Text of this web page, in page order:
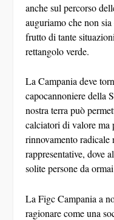
anche sul percorso
auguriamo che non
frutto di tante
rettangolo verde.
La Campania deve
capocannoniere della
nostra terra può
calciatori di valore ma
rinnovamento radicale
rappresentative, dove
solite persone da
La Figc Campania a
ragionare come una